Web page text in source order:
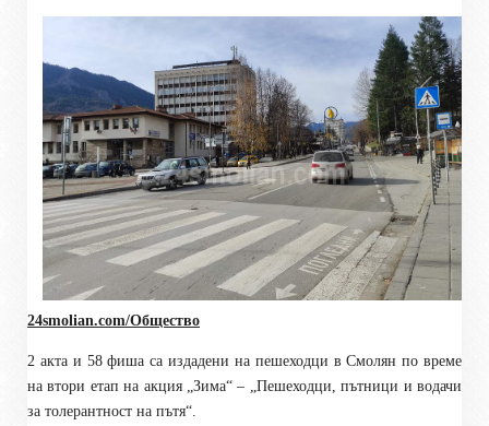
24smolian.com/Общество
2 акта и 58 фиша са издадени на пешеходци в Смолян по време
на втори етап на акция „Зима“ – „Пешеходци, пътници и водачи
за толерантност на пътя“.